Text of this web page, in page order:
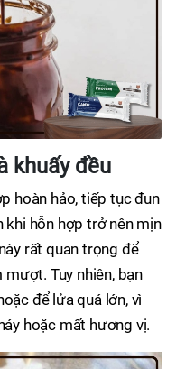
khuấy đều
hoàn hảo, tiếp tục đun
khi hỗn hợp trở nên mịn
rất quan trọng để
Tuy nhiên, bạn
để lửa quá lớn, vì
hoặc mất hương vị.